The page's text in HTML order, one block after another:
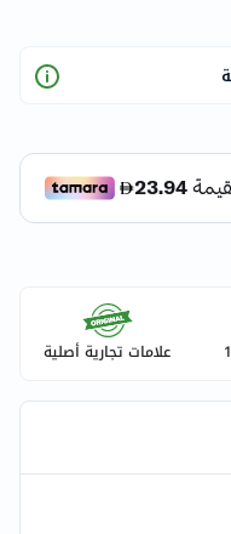
علامات تجارية أصلية